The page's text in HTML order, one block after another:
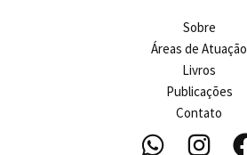
Sobre
Áreas de Atuação
Livros
Publicações
Contato